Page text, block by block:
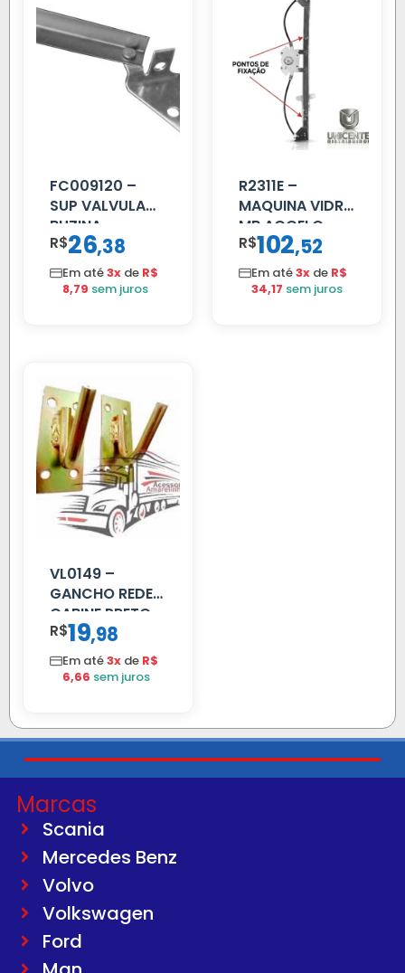
FC009120 –
SUP VALVULA
BUZINA
C/ALAVANCA
R$26,38
Em até3x de R$
8,79 sem juros
R2311E –
MAQUINA VIDRO
MB ACCELO
2002 ATE 2011
S/MOTOR LE
R$102,52
Em até3x de R$
34,17 sem juros
VL0149 –
GANCHO REDE
CABINE PRETO
R$19,98
Em até3x de R$
6,66 sem juros
Marcas
Scania
Mercedes Benz
Volvo
Volkswagen
Ford